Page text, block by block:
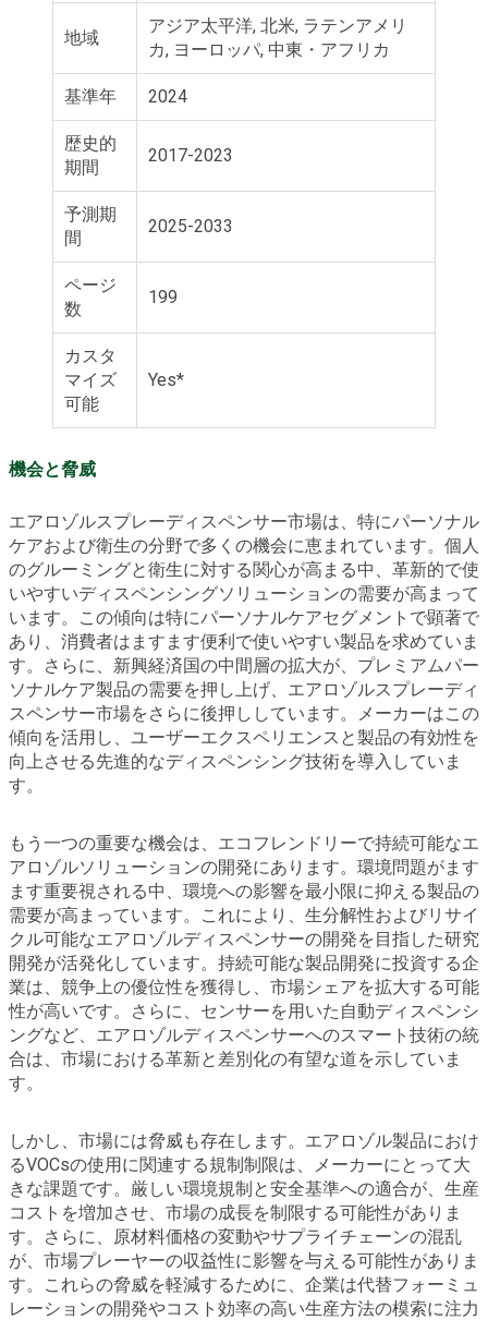
地域
アジア太平洋, 北米, ラテンアメリ
カ, ヨーロッパ, 中東・アフリカ
基準年 2024
歴史的
期間
2017-2023
予測期
間
2025-2033
ページ
数
199
カスタ
マイズ
可能
Yes*
機会と脅威
エアロゾルスプレーディスペンサー市場は、特にパーソナル
ケアおよび衛生の分野で多くの機会に恵まれています。個人
のグルーミングと衛生に対する関心が高まる中、革新的で使
いやすいディスペンシングソリューションの需要が高まって
います。この傾向は特にパーソナルケアセグメントで顕著で
あり、消費者はますます便利で使いやすい製品を求めていま
す。さらに、新興経済国の中間層の拡大が、プレミアムパー
ソナルケア製品の需要を押し上げ、エアロゾルスプレーディ
スペンサー市場をさらに後押ししています。メーカーはこの
傾向を活用し、ユーザーエクスペリエンスと製品の有効性を
向上させる先進的なディスペンシング技術を導入していま
す。
もう一つの重要な機会は、エコフレンドリーで持続可能なエ
アロゾルソリューションの開発にあります。環境問題がます
ます重要視される中、環境への影響を最小限に抑える製品の
需要が高まっています。これにより、生分解性およびリサイ
クル可能なエアロゾルディスペンサーの開発を目指した研究
開発が活発化しています。持続可能な製品開発に投資する企
業は、競争上の優位性を獲得し、市場シェアを拡大する可能
性が高いです。さらに、センサーを用いた自動ディスペンシ
ングなど、エアロゾルディスペンサーへのスマート技術の統
合は、市場における革新と差別化の有望な道を示していま
す。
しかし、市場には脅威も存在します。エアロゾル製品におけ
るVOCsの使用に関連する規制制限は、メーカーにとって大
きな課題です。厳しい環境規制と安全基準への適合が、生産
コストを増加させ、市場の成長を制限する可能性がありま
す。さらに、原材料価格の変動やサプライチェーンの混乱
が、市場プレーヤーの収益性に影響を与える可能性がありま
す。これらの脅威を軽減するために、企業は代替フォーミュ
レーションの開発やコスト効率の高い生産方法の模索に注力